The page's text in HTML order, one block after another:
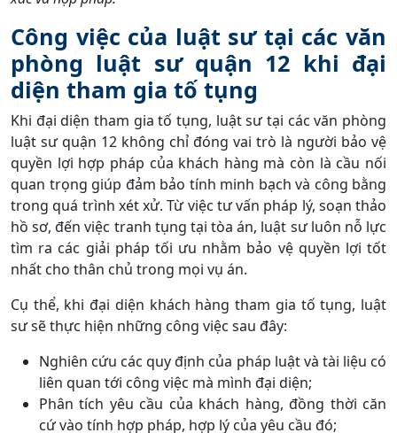
Công việc của luật sư tại các văn
phòng luật sư quận 12 khi đại
diện tham gia tố tụng
Khi đại diện tham gia tố tụng, luật sư tại các văn phòng
luật sư quận 12 không chỉ đóng vai trò là người bảo vệ
quyền lợi hợp pháp của khách hàng mà còn là cầu nối
quan trọng giúp đảm bảo tính minh bạch và công bằng
trong quá trình xét xử. Từ việc tư vấn pháp lý, soạn thảo
hồ sơ, đến việc tranh tụng tại tòa án, luật sư luôn nỗ lực
tìm ra các giải pháp tối ưu nhằm bảo vệ quyền lợi tốt
nhất cho thân chủ trong mọi vụ án.
Cụ thể, khi đại diện khách hàng tham gia tố tụng, luật
sư sẽ thực hiện những công việc sau đây:
Nghiên cứu các quy định của pháp luật và tài liệu có
liên quan tới công việc mà mình đại diện;
Phân tích yêu cầu của khách hàng, đồng thời căn
cứ vào tính hợp pháp, hợp lý của yêu cầu đó;